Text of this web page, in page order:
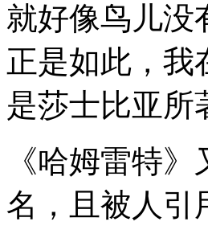
就好像鸟儿没
正是如此，我
是莎士比亚所
《哈姆雷特
名，且被人引